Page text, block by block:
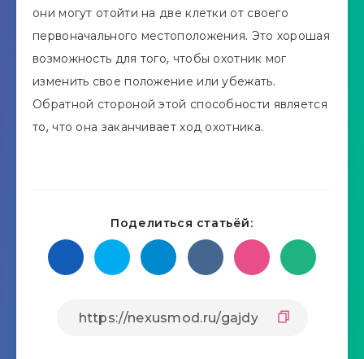
они могут отойти на две клетки от своего
первоначального местоположения. Это хорошая
возможность для того, чтобы охотник мог
изменить свое положение или убежать.
Обратной стороной этой способности является
то, что она заканчивает ход охотника.
Поделиться статьёй: